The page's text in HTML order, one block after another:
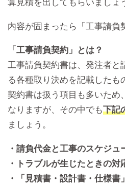
算見積を出してもらいましょ
内容が固まったら「工事請負
「工事請負契約」とは？
工事請負契約書は、発注者と
る各種取り決めを記載したも
契約書は扱う項目も多いため
なりますが、その中でも下記
ましょう。
・請負代金と工事のスケジュ
・トラブルが生じたときの対
・「見積書・設計書・仕様書